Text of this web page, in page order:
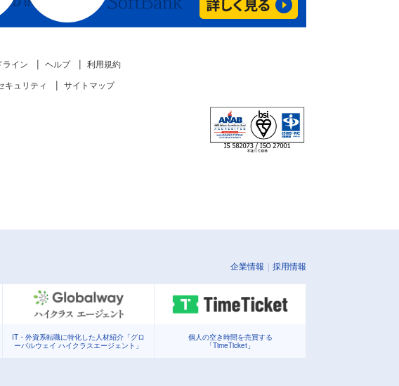
ライン ヘルプ
利用規約
キュリティ サイトマップ
企業情報 採用情報
IT・外資系転職に特化した人材紹介「グロ
ーバルウェイ ハイクラスエージェント」
個人の空き時間を売買する
「TimeTicket」